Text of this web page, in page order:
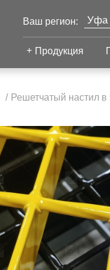
Ваш регион: Уфа
Продукция
Настил с
противоскольжением
Настил для стеллажей
Настил для морских
платформ
Решетчатый настил в